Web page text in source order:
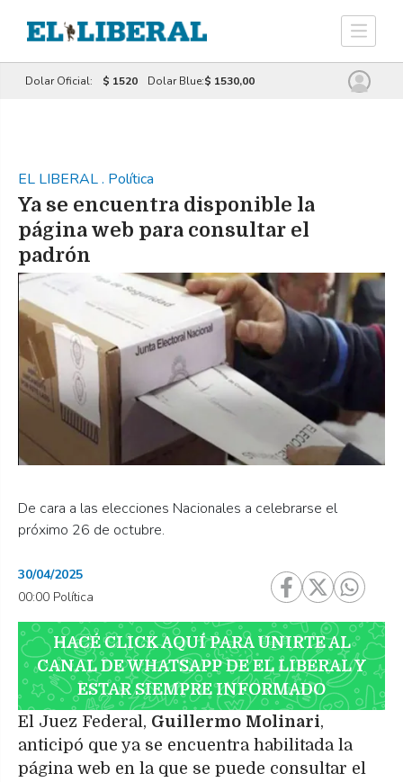
Dolar Oficial: $ 1520 Dolar Blue:$ 1530,00
EL LIBERAL. Política
Ya se encuentra disponible la
página web para consultar el
padrón
De cara a las elecciones Nacionales a celebrarse el
próximo 26 de octubre.
30/04/2025
00:00 Política
HACÉ CLICK AQUÍ PARA UNIRTE AL
CANAL DE WHATSAPP DE EL LIBERAL Y
ESTAR SIEMPRE INFORMADO
El Juez Federal, Guillermo Molinari,
anticipó que ya se encuentra habilitada la
página web en la que se puede consultar el